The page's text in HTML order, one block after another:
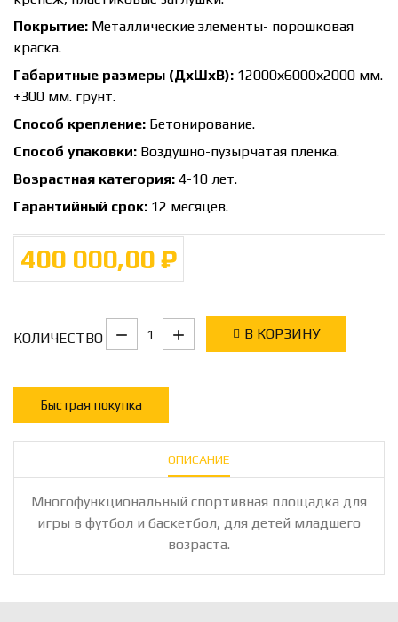
Покрытие: Металлические элементы- порошковая
краска.
Габаритные размеры (ДхШхВ): 12000х6000х2000 мм.
+300 мм. грунт.
Способ крепление: Бетонирование.
Способ упаковки: Воздушно-пузырчатая пленка.
Возрастная категория: 4-10 лет.
Гарантийный срок: 12 месяцев.
400 000,00 ₽
КОЛИЧЕСТВО В КОРЗИНУ
Быстрая покупка
ОПИСАНИЕ
Многофункциональный спортивная площадка для
игры в футбол и баскетбол, для детей младшего
возраста.